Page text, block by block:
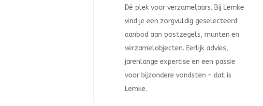
Dé plek voor verzamelaars. Bij Lemke
vind je een zorgvuldig geselecteerd
aanbod aan postzegels, munten en
verzamelobjecten. Eerlijk advies,
jarenlange expertise en een passie
voor bijzondere vondsten – dat is
Lemke.